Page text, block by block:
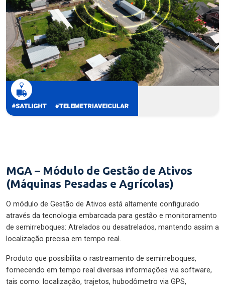
MGA – Módulo de Gestão de Ativos
(Máquinas Pesadas e Agrícolas)
O módulo de Gestão de Ativos está altamente configurado
através da tecnologia embarcada para gestão e monitoramento
de semirreboques: Atrelados ou desatrelados, mantendo assim a
localização precisa em tempo real.
Produto que possibilita o rastreamento de semirreboques,
fornecendo em tempo real diversas informações via software,
tais como: localização, trajetos, hubodômetro via GPS,